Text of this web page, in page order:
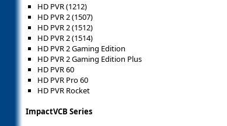
HD PVR (1212)
HD PVR 2 (1507)
HD PVR 2 (1512)
HD PVR 2 (1514)
HD PVR 2 Gaming Edition
HD PVR 2 Gaming Edition Plus
HD PVR 60
HD PVR Pro 60
HD PVR Rocket
ImpactVCB Series